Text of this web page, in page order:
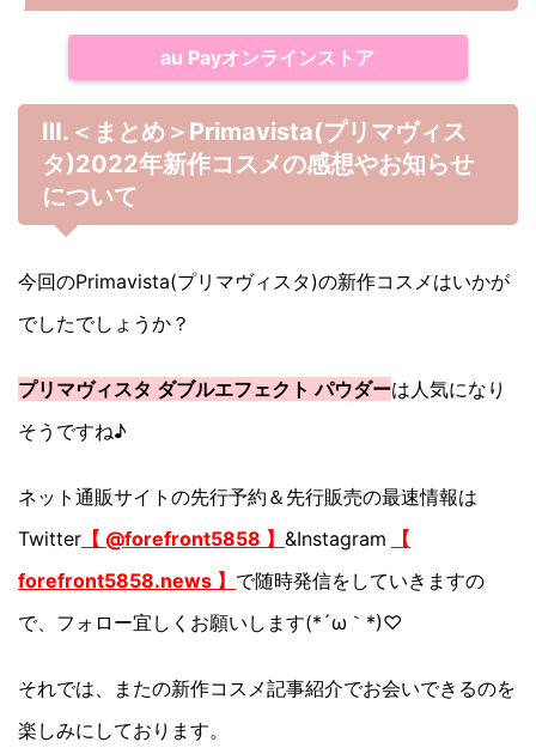
au Payオンラインストア
Ⅲ.＜まとめ＞Primavista(プリマヴィス
タ)2022年新作コスメの感想やお知らせ
について
今回のPrimavista(プリマヴィスタ)の新作コスメはいかが
でしたでしょうか？
プリマヴィスタ ダブルエフェクト パウダーは人気になり
そうですね♪
ネット通販サイトの先行予約＆先行販売の最速情報は
Twitter 【 @forefront5858 】 &Instagram
【
forefront5858.news 】 で随時発信をしていきますの
で、フォロー宜しくお願いします(*´ω｀*)♡
それでは、またの新作コスメ記事紹介でお会いできるのを
楽しみにしております。